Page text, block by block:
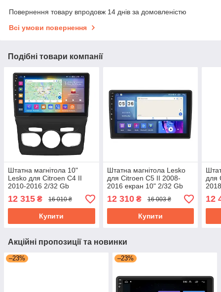
Повернення товару впродовж 14 днів за домовленістю
Всі умови повернення
Подібні товари компанії
Штатна магнітола 10"
Lesko для Citroen C4 II
2010-2016 2/32 Gb
Prime Ситроен
12 315 ₴ 16 010 ₴
Купити
Штатна магнітола Lesko
для Citroen C5 II 2008-
2016 екран 10" 2/32 Gb
Prime
12 310₴ 16 003 ₴
Купити
для
12
Акційні пропозиції та новинки
–23% –23%